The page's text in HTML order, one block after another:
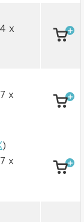
x
x
)
x